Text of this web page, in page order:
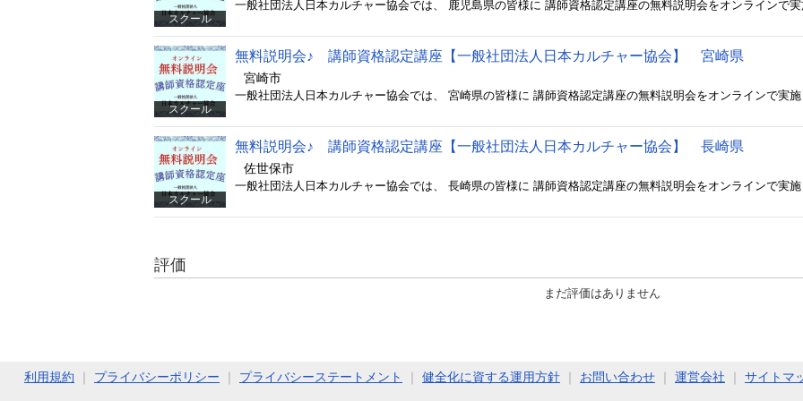
スクール
スクール
無料説明会♪ 講師資格認定講座【一般社団法人日本カルチャー協会】 宮崎県
宮崎市
スクール
無料説明会♪ 講師資格認定講座【一般社団法人日本カルチャー協会】 長崎県
佐世保市
評価
まだ評価はありません
利用規約 プライバシーポリシー プライバシーステートメント 健全化に資する運用方針 お問い合わせ 運営会社 サイトマ